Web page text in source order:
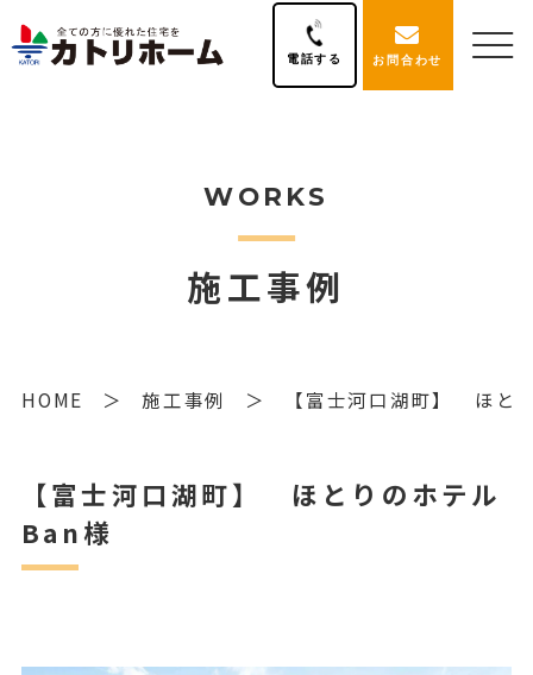
電話する お問合わせ
WORKS
施工事例
HOME 施工事例 【富士河口湖町】 ほと
【富士河口湖町】 ほとりのホテル
Ban様